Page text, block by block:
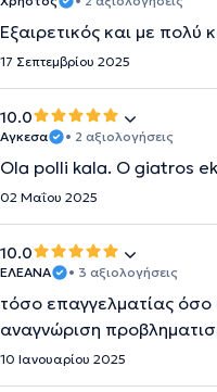
Εξαιρετικός και με πολύ
17 Σεπτεμβρίου 2025
10.0
Αγκεσα • 2 αξιολογήσεις
Ola polli kala. O giatros
02 Μαΐου 2025
10.0
ΕΛΕΑΝΑ • 3 αξιολογήσεις
τόσο επαγγελματίας
αναγνώριση
10 Ιανουαρίου 2025